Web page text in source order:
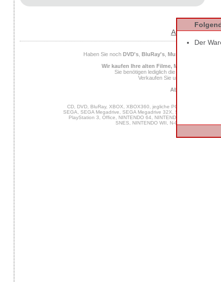
AGB
Haben Sie noch DVD's, BluRay's, Musik CD's
Wir kaufen Ihre alten Filme, Musik und Spiele
Sie benötigen lediglich die
Verkaufen Sie uns Ihre alten
Ab 25 Euro
CD, DVD, BluRay, XBOX, XBOX360, jegliche PC Software,
SEGA, SEGA Megadrive, SEGA Megadrive 32X, SEGA Master
PlayStation 3, Office, NINTENDO 64, NINTENDO DS,
SNES, NINTENDO WII, N-Gage, MUSIK,
Der